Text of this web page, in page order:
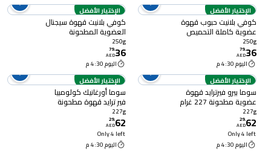
الإختيار الأفضل
كوفي بلانيت حبوب قهوة
عضوية كاملة التحميص
متوسطة ، 250 غرام
250g
36
.
79
AED
اليوم 4:30 م
الإختيار الأفضل
كوفي بلانيت قهوة سيجنال
العضوية المطحونة
غرام
250g
36
.
79
AED
اليوم 4:30 م
الإختيار الأفضل
سوما بيرو فيرترايد قهوة
عضوية مطحونة 227 غرام
227g
62
.
29
AED
Only 4 left
اليوم 4:30 م
الإختيار الأفضل
سوما أورغانيك كولومبيا
فير ترايد قهوة مطحونة
227 غرام
227g
62
.
29
AED
Only 4 left
اليوم 4:30 م